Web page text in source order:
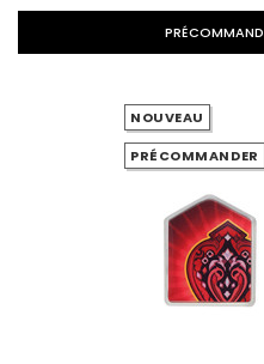
NOUVEAU
PRÉCOMMANDER